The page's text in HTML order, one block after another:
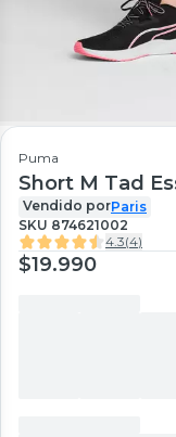
Puma
Short M Tad
Vendido porParis
SKU 874621002
4.3(4)
$19.990